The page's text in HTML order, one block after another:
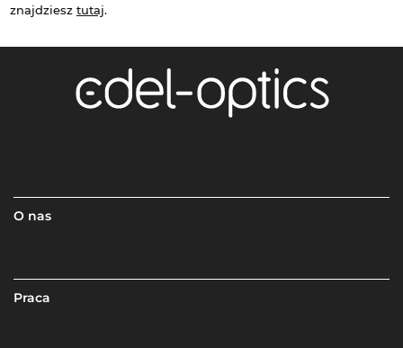
znajdziesz tutaj.
O nas
Praca